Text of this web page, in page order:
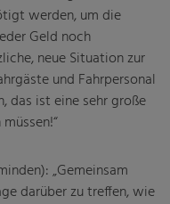
werden, um die
Geld noch
neue Situation zur
und Fahrpersonal
das ist eine sehr große
„Gemeinsam
darüber zu treffen, wie